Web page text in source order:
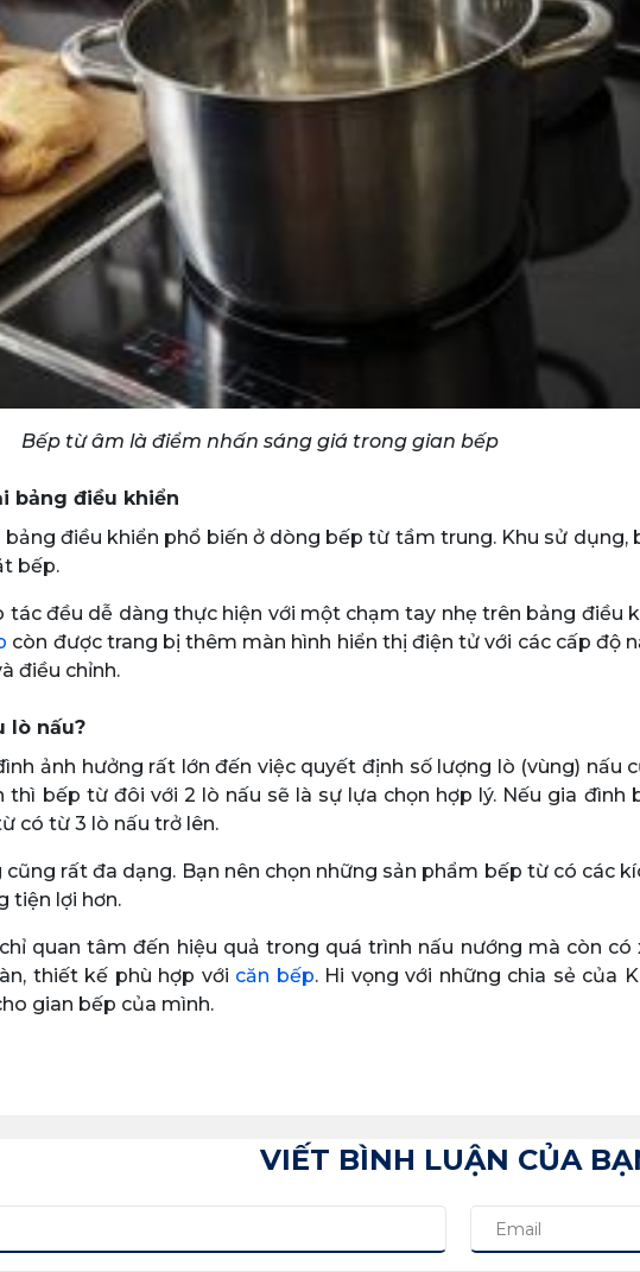
Bếp từ âm là điểm nhấn sáng giá trong gian bếp
bảng điều khiển
điều khiển phổ biến ở dòng bếp từ tầm trung. Khu sử dụng,
bếp.
tác đều dễ dàng thực hiện với một chạm tay nhẹ trên bảng điều
còn được trang bị thêm màn hình hiển thị điện tử với các cấp độ
điều chỉnh.
lò nấu?
ảnh hưởng rất lớn đến việc quyết định số lượng lò (vùng) nấu
bếp từ đôi với 2 lò nấu sẽ là sự lựa chọn hợp lý. Nếu gia đình
có từ 3 lò nấu trở lên.
rất đa dạng. Bạn nên chọn những sản phẩm bếp từ có các
tiện lợi hơn.
quan tâm đến hiệu quả trong quá trình nấu nướng mà còn có
thiết kế phù hợp với căn bếp. Hi vọng với những chia sẻ của
gian bếp của mình.
VIẾT BÌNH LUẬN CỦA